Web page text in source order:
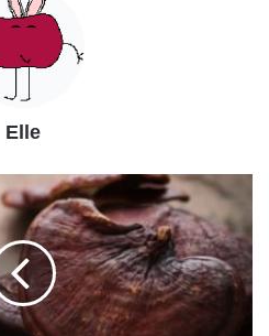
Elle